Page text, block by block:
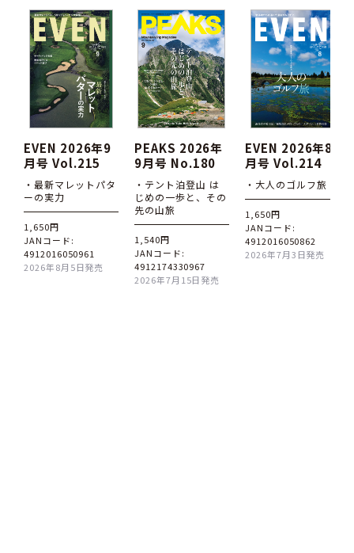
EVEN 2026年9
月号 Vol.215
・最新マレットパタ
ーの実力
1,650円
JANコード:
4912016050961
2026年8月5日発売
PEAKS 2026年
9月号 No.180
・テント泊登山 は
じめの一歩と、その
先の山旅
1,540円
JANコード:
4912174330967
2026年7月15日発売
EVEN 2026年8
月号 Vol.214
・大人のゴルフ旅
1,650円
JANコード:
4912016050862
2026年7月3日発売